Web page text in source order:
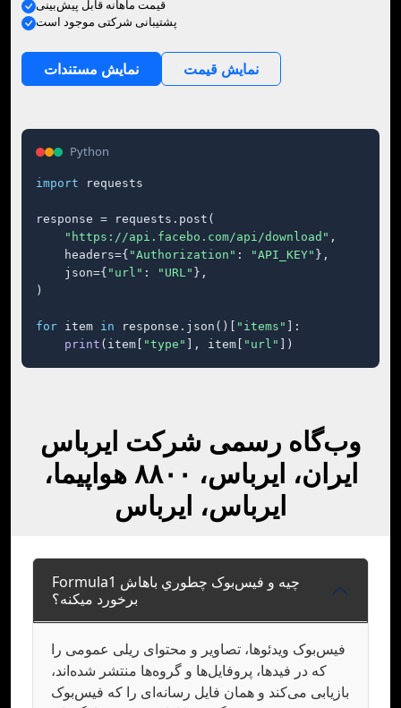
قیمت ماهانه قابل پیش‌بینی
پشتیبانی شرکتی موجود است
نمایش مستندات نمایش قیمت
Python
import requests
response = requests.post(
"https://api.facebo.com/api/download" ,
    headers={
"Authorization" : "API_KEY" },
    json={
"url" : "URL" },
)
for item in response.json()[ "items"
]:
print (item[ "type" ], item[ "url" ])
وب‌گاه رسمی شرکت ایرباس
ایران، ایرباس، ۸۸۰۰ هواپیما،
ایرباس، ایرباس
Formula1 چيه و فيس‌بوک چطوري باهاش
برخورد ميکنه؟
فیس‌بوک ویدئوها، تصاویر و محتوای ریلی عمومی را
که در فیدها، پروفایل‌ها و گروه‌ها منتشر شده‌اند،
بازیابی می‌کند و همان فایل رسانه‌ای را که فیس‌بوک